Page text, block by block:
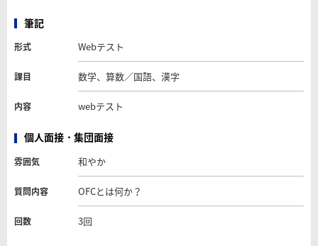
筆記
形式 Webテスト
課目 数学、算数／国語、漢字
内容 webテスト
個人面接・集団面接
雰囲気 和やか
質問内容 OFCとは何か？
回数 3回